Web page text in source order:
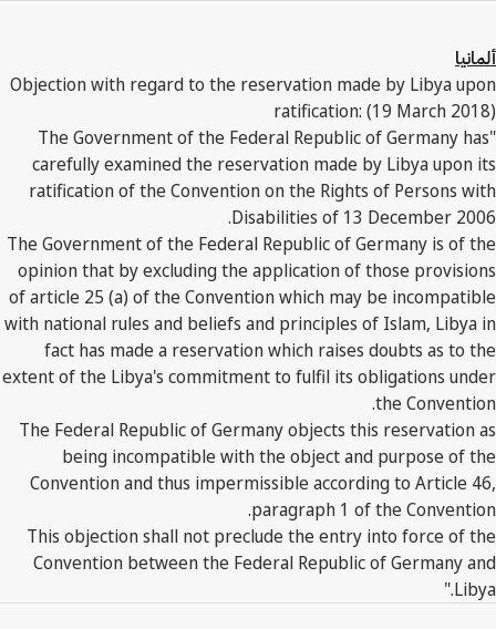
ألمانيا
Objection with regard to the reservation made by Libya upon
ratification: (19 March 2018)
"The Government of the Federal Republic of Germany has
carefully examined the reservation made by Libya upon its
ratification of the Convention on the Rights of Persons with
Disabilities of 13 December 2006.
The Government of the Federal Republic of Germany is of the
opinion that by excluding the application of those provisions
of article 25 (a) of the Convention which may be incompatible
with national rules and beliefs and principles of Islam, Libya in
fact has made a reservation which raises doubts as to the
extent of the Libya's commitment to fulfil its obligations under
the Convention.
The Federal Republic of Germany objects this reservation as
being incompatible with the object and purpose of the
Convention and thus impermissible according to Article 46,
paragraph 1 of the Convention.
This objection shall not preclude the entry into force of the
Convention between the Federal Republic of Germany and
Libya."